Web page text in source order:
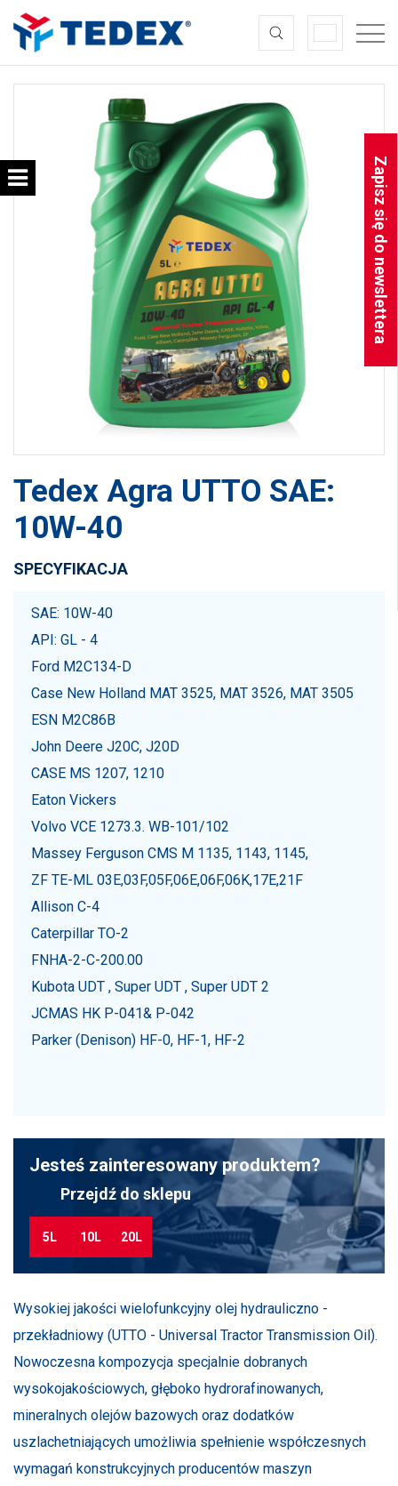
Zapisz się do newslettera
Tedex Agra UTTO SAE:
10W-40
SPECYFIKACJA
SAE: 10W-40
API: GL - 4
Ford M2C134-D
Case New Holland MAT 3525, MAT 3526, MAT 3505
ESN M2C86B
John Deere J20C, J20D
CASE MS 1207, 1210
Eaton Vickers
Volvo VCE 1273.3. WB-101/102
Massey Ferguson CMS M 1135, 1143, 1145,
ZF TE-ML 03E,03F,05F,06E,06F,06K,17E,21F
Allison C-4
Caterpillar TO-2
FNHA-2-C-200.00
Kubota UDT , Super UDT , Super UDT 2
JCMAS HK P-041& P-042
Parker (Denison) HF-0, HF-1, HF-2
Jesteś zainteresowany produktem?
Przejdź do sklepu
5L 10L 20L
Wysokiej jakości wielofunkcyjny olej hydrauliczno -
przekładniowy (UTTO - Universal Tractor Transmission Oil).
Nowoczesna kompozycja specjalnie dobranych
wysokojakościowych, głęboko hydrorafinowanych,
mineralnych olejów bazowych oraz dodatków
uszlachetniających umożliwia spełnienie współczesnych
wymagań konstrukcyjnych producentów maszyn